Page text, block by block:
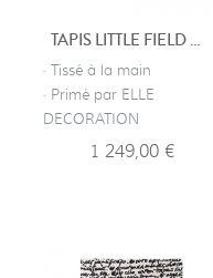
TAPIS LITTLE FIELD OF FLOWERS - IVOIRE
· Tissé à la main
· Primé par ELLE
DECORATION
1 249,00 €